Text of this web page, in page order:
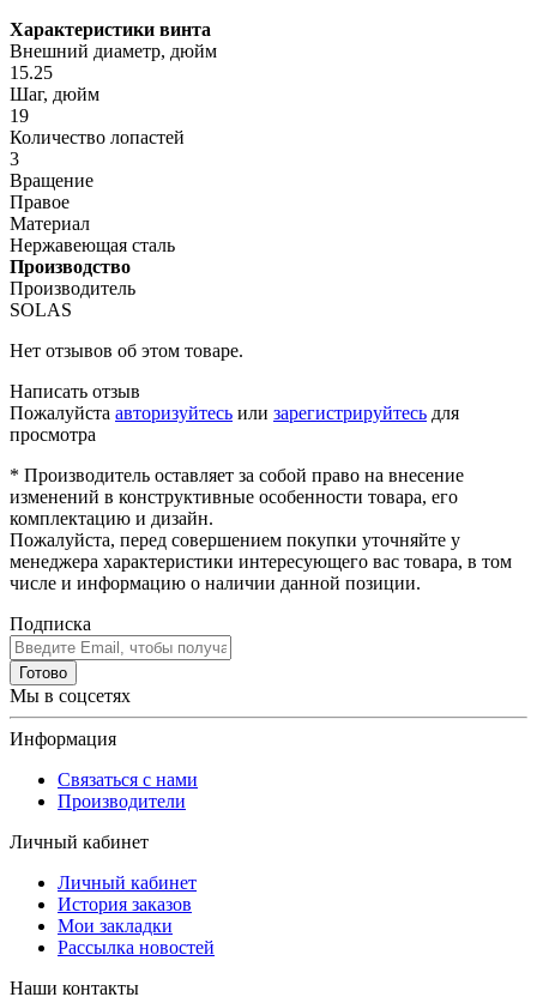
Характеристики винта
Внешний диаметр, дюйм
15.25
Шаг, дюйм
19
Количество лопастей
3
Вращение
Правое
Материал
Нержавеющая сталь
Производство
Производитель
SOLAS
Нет отзывов об этом товаре.
Написать отзыв
Пожалуйста авторизуйтесь или зарегистрируйтесь для
просмотра
* Производитель оставляет за собой право на внесение
изменений в конструктивные особенности товара, его
комплектацию и дизайн.
Пожалуйста, перед совершением покупки уточняйте у
менеджера характеристики интересующего вас товара, в том
числе и информацию о наличии данной позиции.
Подписка
Готово
Мы в соцсетях
Информация
Связаться с нами
Производители
Личный кабинет
Личный кабинет
История заказов
Мои закладки
Рассылка новостей
Наши контакты